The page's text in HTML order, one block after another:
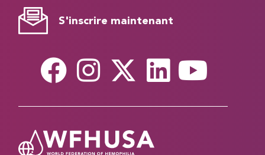
S'inscrire maintenant